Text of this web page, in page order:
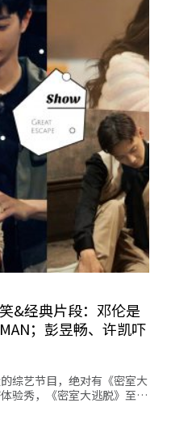
&经典片段：邓伦是
；彭昱畅、许凯吓
综艺节目，绝对有《密室大
验秀，《密室大逃脱》至…